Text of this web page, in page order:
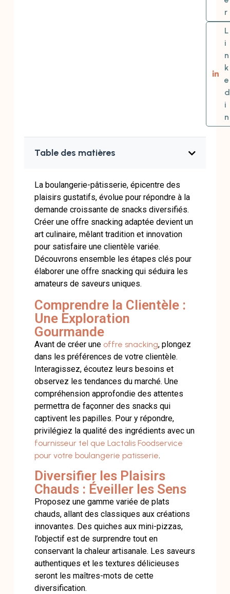
r
L
i
n
k
e
d
i
n
Table des matières
La boulangerie-pâtisserie, épicentre des
plaisirs gustatifs, évolue pour répondre à la
demande croissante de snacks diversifiés.
Créer une offre snacking adaptée devient un
art culinaire, mêlant tradition et innovation
pour satisfaire une clientèle variée.
Découvrons ensemble les étapes clés pour
élaborer une offre snacking qui séduira les
amateurs de saveurs uniques.
Comprendre la Clientèle :
Une Exploration
Gourmande
Avant de créer une offre snacking, plongez
dans les préférences de votre clientèle.
Interagissez, écoutez leurs besoins et
observez les tendances du marché. Une
compréhension approfondie des attentes
permettra de façonner des snacks qui
captivent les papilles. Pour y répondre,
privilégiez la qualité des ingrédients avec un
fournisseur tel que Lactalis Foodservice
pour votre boulangerie patisserie.
Diversifier les Plaisirs
Chauds : Éveiller les Sens
Proposez une gamme variée de plats
chauds, allant des classiques aux créations
innovantes. Des quiches aux mini-pizzas,
l’objectif est de surprendre tout en
conservant la chaleur artisanale. Les saveurs
authentiques et les textures délicieuses
seront les maîtres-mots de cette
diversification.